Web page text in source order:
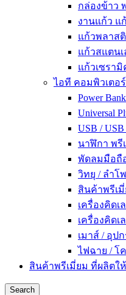
กล่องข้าว
งานแก้ว แ
แก้วพลาส
แก้วสแตน
แก้วเซรามิ
ไอที คอมพิวเตอ
Power
Universal
USB /
นาฬิกา พรี
พัดลมมือถื
วิทยุ / ลำโ
สินค้าพรีเ
เครื่องคิดเ
เครื่องคิดเ
เมาส์ / อุป
ไฟฉาย / โ
สินค้าพรีเมี่ยม ที่ผลิตใ
Search